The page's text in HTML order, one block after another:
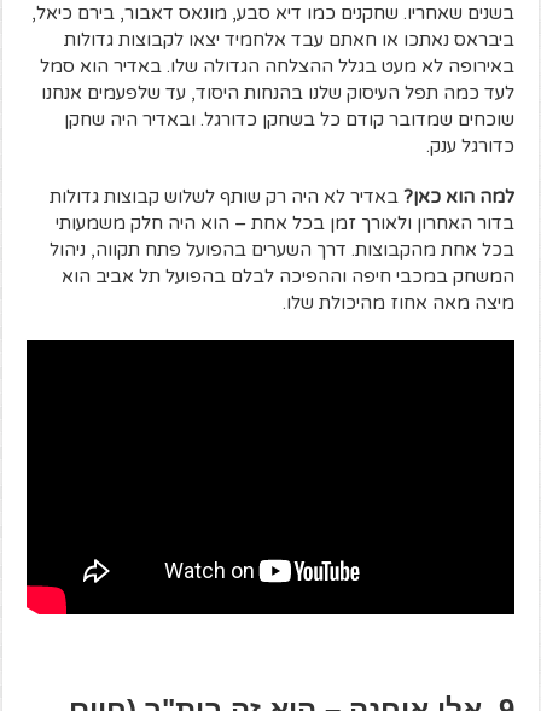
בשנים שאחריו. שחקנים כמו דיא סבע, מונאס דאבור, בירם כיאל,
ביבראס נאתכו או חאתם עבד אלחמיד יצאו לקבוצות גדולות
באירופה לא מעט בגלל ההצלחה הגדולה שלו. באדיר הוא סמל
לעד כמה תפל העיסוק שלנו בהנחות היסוד, עד שלפעמים אנחנו
שוכחים שמדובר קודם כל בשחקן כדורגל. ובאדיר היה שחקן
כדורגל ענק.
למה הוא כאן? באדיר לא היה רק שותף לשלוש קבוצות גדולות
בדור האחרון ולאורך זמן בכל אחת – הוא היה חלק משמעותי
בכל אחת מהקבוצות. דרך השערים בהפועל פתח תקווה, ניהול
המשחק במכבי חיפה וההפיכה לבלם בהפועל תל אביב הוא
מיצה מאה אחוז מהיכולת שלו.